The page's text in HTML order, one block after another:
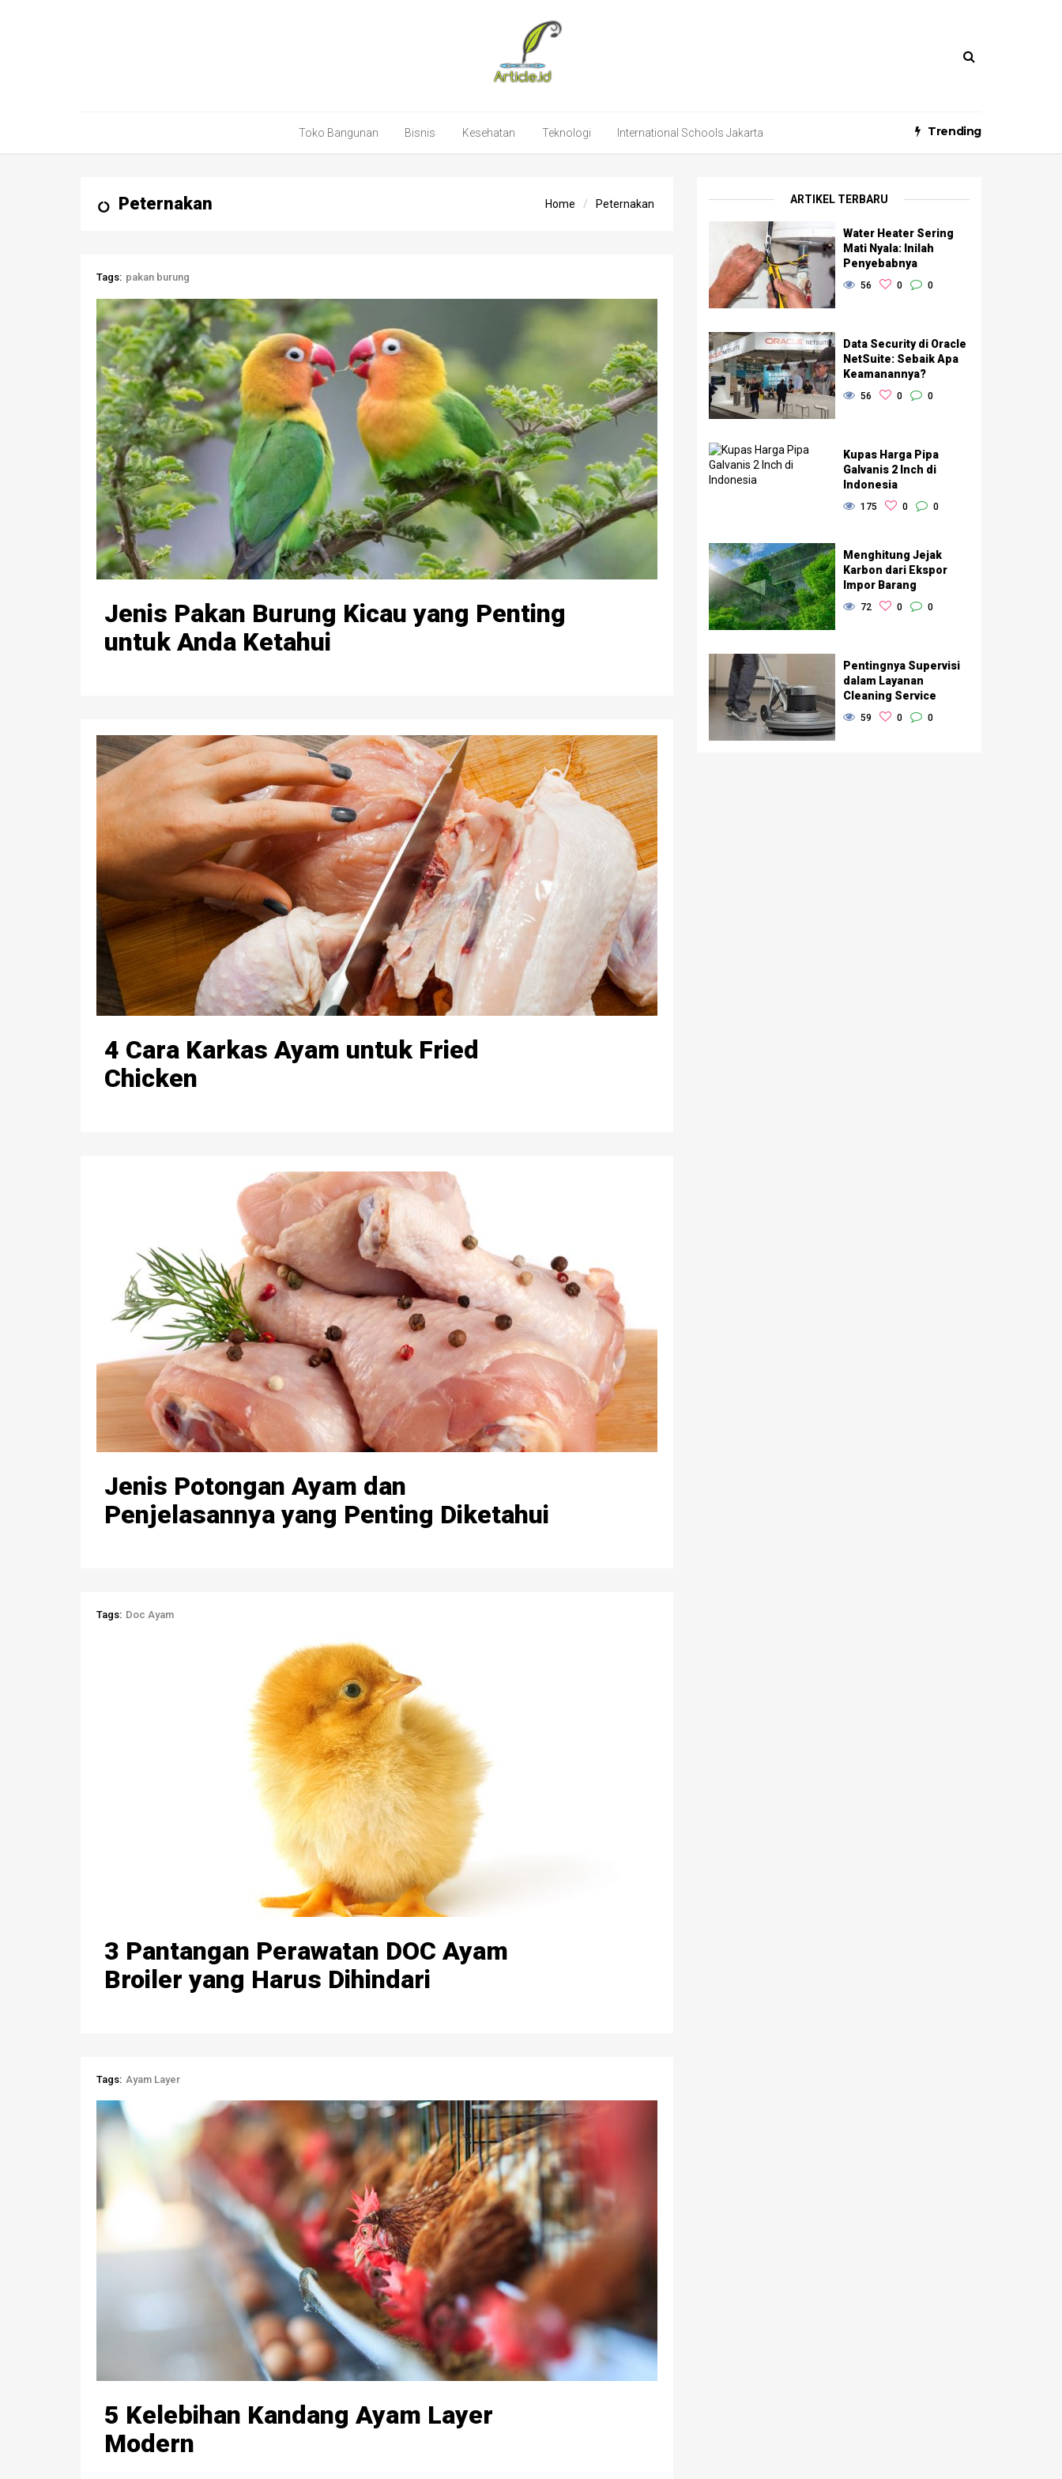
Toko Bangunan Bisnis Kesehatan Teknologi International Schools Jakarta Trending
ARTIKEL TERBARU
Water Heater Sering
Mati Nyala: Inilah
Penyebabnya
56 0 0
Data Security di Oracle
NetSuite: Sebaik Apa
Keamanannya?
56 0 0
Kupas Harga Pipa
Galvanis 2 Inch di
Indonesia
175 0 0
Menghitung Jejak
Karbon dari Ekspor
Impor Barang
72 0 0
Pentingnya Supervisi
dalam Layanan
Cleaning Service
59 0 0
Home Peternakan
Peternakan
Tags: pakan burung
Jenis Pakan Burung Kicau yang Penting
untuk Anda Ketahui
4 Cara Karkas Ayam untuk Fried
Chicken
Jenis Potongan Ayam dan
Penjelasannya yang Penting Diketahui
Tags: Doc Ayam
3 Pantangan Perawatan DOC Ayam
Broiler yang Harus Dihindari
Tags: Ayam Layer
5 Kelebihan Kandang Ayam Layer
Modern